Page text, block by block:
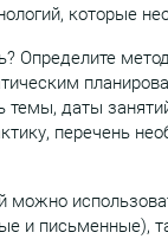
которые
Определите
темы, даты
перечень
можно
и письменные),